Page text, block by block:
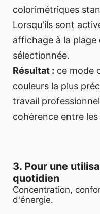
colorimétriques
Lorsqu'ils sont
affichage à la
sélectionnée.
Résultat : ce mode
couleurs la plus
travail
cohérence entre
3. Pour une
quotidien
Concentration,
d'énergie.